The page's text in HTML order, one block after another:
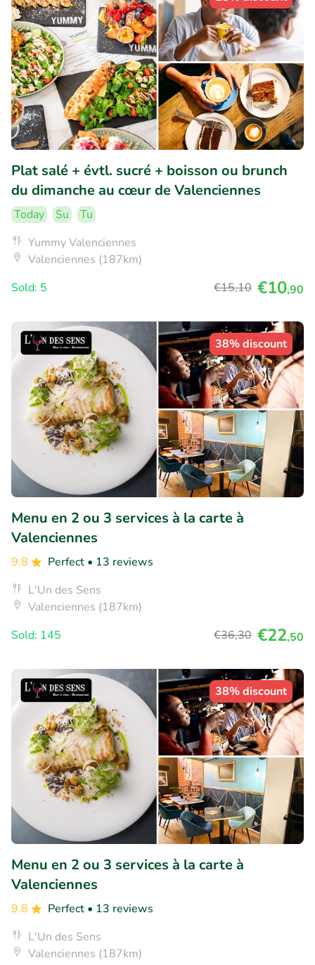
Plat salé + évtl. sucré + boisson ou brunch
du dimanche au cœur de Valenciennes
Today Su
Tu
Yummy Valenciennes
Valenciennes (187km)
Sold: 5
€15,10 €10,90
38% discount
Menu en 2 ou 3 services à la carte à
Valenciennes
9.8 Perfect • 13 reviews
L'Un des Sens
Valenciennes (187km)
Sold: 145
€36,30 €22,50
38% discount
Menu en 2 ou 3 services à la carte à
Valenciennes
9.8 Perfect • 13 reviews
L'Un des Sens
Valenciennes (187km)